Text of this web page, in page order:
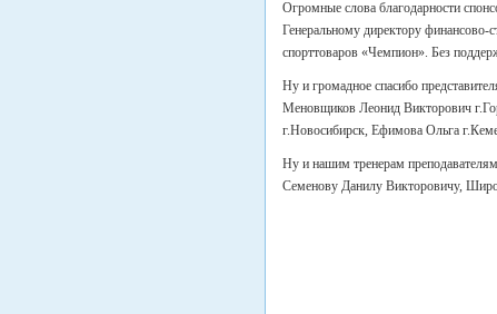
Огромные слова благодарности
Генеральному директору
спорттоваров «Чемпион». Без
Ну и громадное спасибо
Меновщиков Леонид Викторович
г.Новосибирск, Ефимова Ольга
Ну и нашим тренерам
Семенову Данилу Викторовичу,